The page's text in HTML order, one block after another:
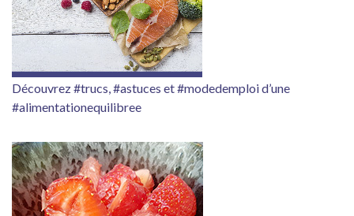
Découvrez #trucs, #astuces et #modedemploi d’une
#alimentationequilibree